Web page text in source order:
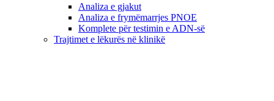
Analiza e gjakut
Analiza e frymëmarrjes PNOE
Komplete për testimin e ADN-së
Trajtimet e lëkurës në klinikë